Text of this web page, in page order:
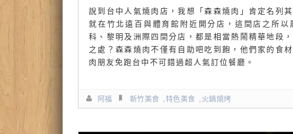
說到台中人氣燒肉店，我想「森森燒肉」肯定名列
就在竹北遠百與體育館附近開分店，這間店之所
科、黎明及洲際四間分店，都是相當熱鬧精華地段
之處？森森燒肉不僅有自助吧吃到飽，他們家的食
肉朋友免跑台中不可錯過超人氣訂位餐廳。
阿福 新竹美食 特色美食 火鍋燒烤